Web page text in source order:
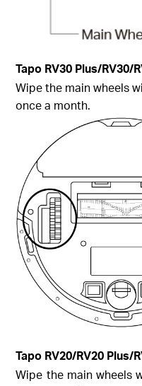
Tapo RV30 Plus/RV30/
Wipe the main wheels
once a month.
Tapo RV20/RV20 Plus/
Wipe the main wheels